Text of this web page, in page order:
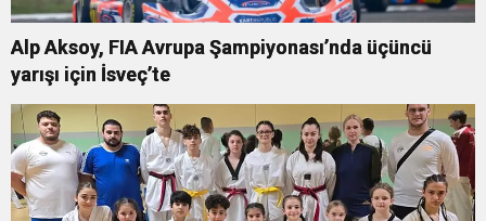
Alp Aksoy, FIA Avrupa Şampiyonası’nda üçüncü
yarışı için İsveç’te